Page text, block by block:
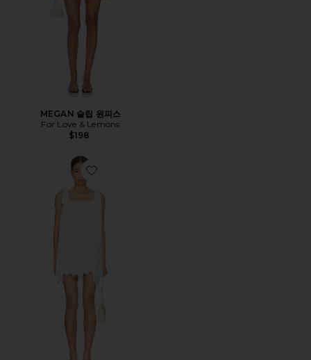
MEGAN 슬립 원피스
For Love & Lemons
$198
Favorite HAILEY 미니 원피스